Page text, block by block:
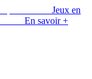
Jeux en
En savoir +